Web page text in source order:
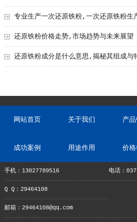
专业生产一次还原铁粉,一次还原铁粉生
工艺创新
还原铁粉价格走势,市场趋势与未来展望
还原铁粉成分是什么意思,揭秘其组成与
网站首页 关于我们 产
成功案例 用途作用 价
手机：13027789516 电话：
Q Q：29464108
邮箱：29464108@qq.com